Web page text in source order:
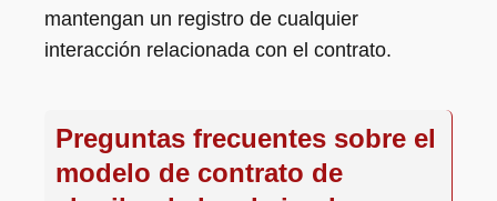
mantengan un registro de cualquier
interacción relacionada con el contrato.
Preguntas frecuentes sobre el
modelo de contrato de